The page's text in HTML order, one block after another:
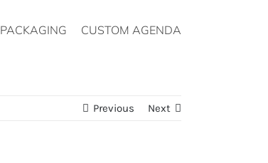
PACKAGING CUSTOM AGENDA
Previous Next